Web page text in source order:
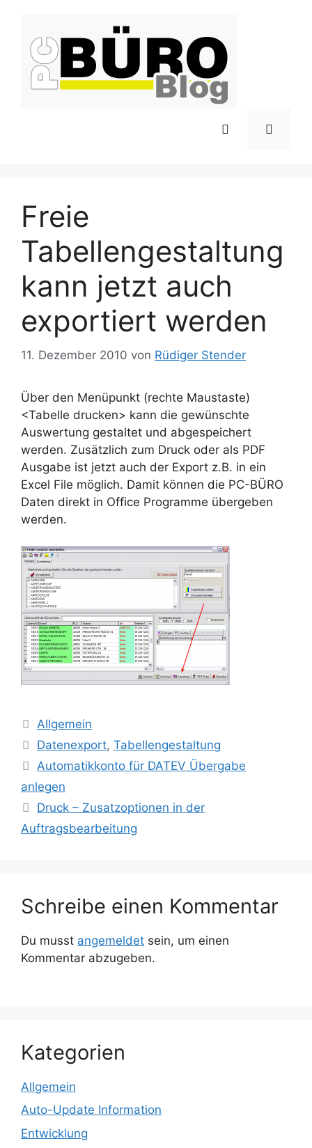
springen
Freie
Tabellengestaltung
kann jetzt auch
exportiert werden
11. Dezember 2010 von Rüdiger Stender
Über den Menüpunkt (rechte Maustaste)
<Tabelle drucken> kann die gewünschte
Auswertung gestaltet und abgespeichert
werden. Zusätzlich zum Druck oder als PDF
Ausgabe ist jetzt auch der Export z.B. in ein
Excel File möglich. Damit können die PC-BÜRO
Daten direkt in Office Programme übergeben
werden.
Kategorien
Allgemein
Schlagwörter
Datenexport,Tabellengestaltung
Automatikkonto für DATEV Übergabe
anlegen
Druck – Zusatzoptionen in der
Auftragsbearbeitung
Schreibe einen Kommentar
Du musst angemeldet sein, um einen
Kommentar abzugeben.
Kategorien
Allgemein
Auto-Update Information
Entwicklung